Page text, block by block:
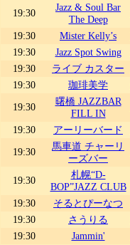
19:30
Jazz & Soul Bar
The Deep
19:30
Mister Kelly’s
19:30
Jazz Spot Swing
19:30
ライブ カスター
19:30
珈琲美学
19:30
曙橋 JAZZBAR
FILL IN
19:30
アーリーバード
19:30
馬車道 チャーリ
ーズバー
19:30
札幌“D-
BOP”JAZZ CLUB
19:30
そるとぴーなつ
19:30
さうりる
19:30
Jammin'